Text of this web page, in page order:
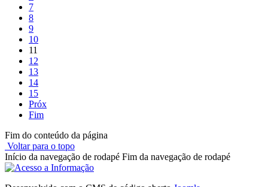
7
8
9
10
11
12
13
14
15
Próx
Fim
Fim do conteúdo da página
Voltar para o topo
Início da navegação de rodapé Fim da navegação de rodapé